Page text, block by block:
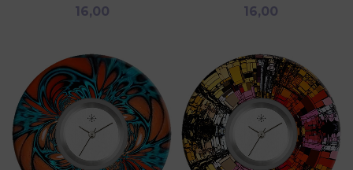
16,00 16,00